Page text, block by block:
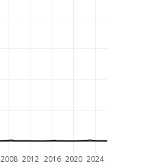
2008 2012 2016 2020 2024